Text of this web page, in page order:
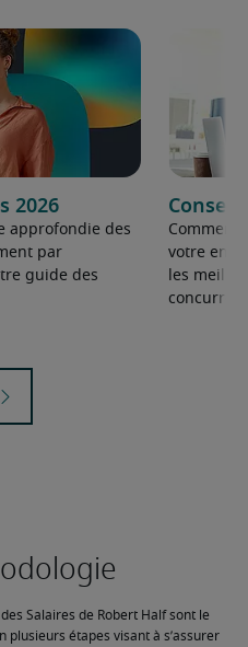
2026
approfondie des
par
guide des
Comment
votre
les
Salaires de Robert Half sont le
plusieurs étapes visant à s’assurer